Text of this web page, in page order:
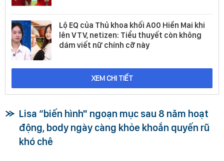
Lộ EQ của Thủ khoa khối A00 Hiền Mai khi
lên VTV, netizen: Tiểu thuyết còn không
dám viết nữ chính cỡ này
XEM CHI TIẾT
Lisa “biến hình" ngoạn mục sau 8 năm hoạt
động, body ngày càng khỏe khoắn quyến rũ
khó chê